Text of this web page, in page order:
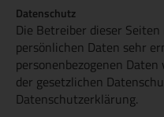
Datenschutz
Die Betreiber dieser
persönlichen Daten sehr
personenbezogenen
der gesetzlichen
Datenschutzerklärung.